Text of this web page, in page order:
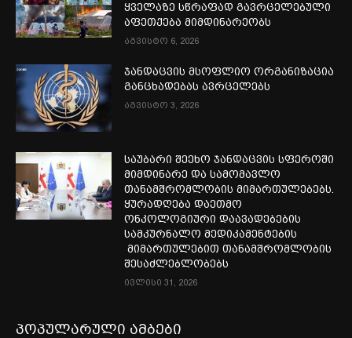
ყველაზე სწრაფად გავრცელებული
აფეთქება მიმდინარეობს
აგვისტო 6, 2026
ჯანდაცვის მსოფლიო ორგანიზაცია
განცხადებას ავრცელებს
აგვისტო 3, 2026
საუბარი შეეხო ჯანდაცვის სფეროში
მიმდინარე და სამომავლო
თანამშრომლობის მიმართულებებს.
ყურადღება დაეთმო
ონკოლოგიური დაავადებების
სამკურნალო მედიკამენტების
მიმართულებით თანამშრომლობის
შესაძლებლობებს
ივლისი 31, 2026
პოპულარული ამბები